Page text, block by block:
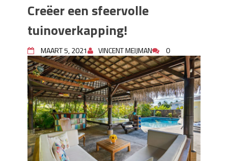
Je huis koelen: alles behalve duur
Hoe draagt je inrichting bij aan je
merkimago?
Houtpellets als duurzame
verwarmingsoptie
Wanneer moet je een specialist
inschakelen bij rioolproblemen?
Slimme oplossingen voor lekkages en
verstoppingen
Betonplex: Het Veelzijdige
Plaatmateriaal voor Moderne Projecten
Woonstijlen die perfect passen bij
Creëer een sfeervolle
tuinoverkapping!
MAART 5, 2021 VINCENT MEIJMAN 0